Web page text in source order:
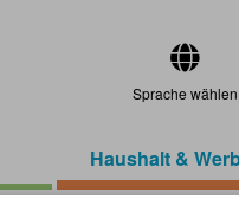
Sprache wählen
Haushalt &